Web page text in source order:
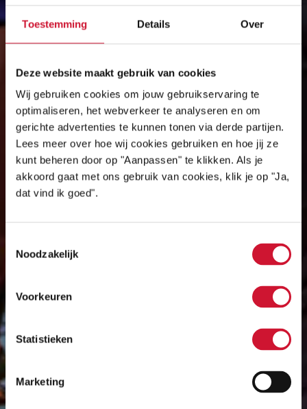
Toestemming Details Over
Deze website maakt gebruik van cookies
Wij gebruiken cookies om jouw gebruikservaring te
optimaliseren, het webverkeer te analyseren en om
gerichte advertenties te kunnen tonen via derde partijen.
Lees meer over hoe wij cookies gebruiken en hoe jij ze
kunt beheren door op "Aanpassen" te klikken. Als je
akkoord gaat met ons gebruik van cookies, klik je op "Ja,
dat vind ik goed".
Noodzakelijk
Voorkeuren
Statistieken
Marketing